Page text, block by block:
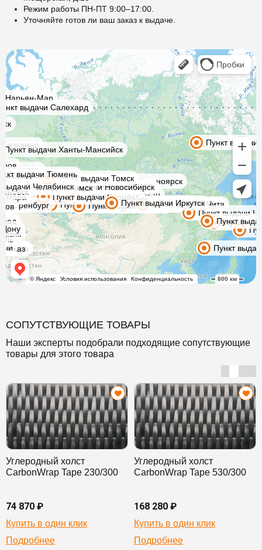
Режим работы ПН-ПТ 9:00–17:00.
Уточняйте готов ли ваш заказ к выдаче.
СОПУТСТВУЮЩИЕ ТОВАРЫ
Наши эксперты подобрали подходящие сопутствующие
товары для этого товара
Углеродный холст
CarbonWrap Tape 230/300
74 870 ₽
Купить в один клик
Подробнее
Углеродный холст
CarbonWrap Tape 530/300
168 280 ₽
Купить в один клик
Подробнее